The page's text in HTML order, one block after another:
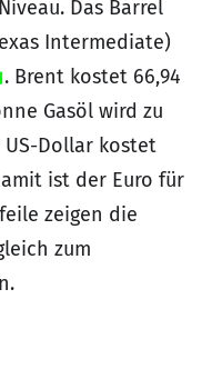
Das Barrel
Intermediate)
. Brent kostet 66,94
Gasöl wird zu
US-Dollar kostet
ist der Euro für
zeigen die
zum